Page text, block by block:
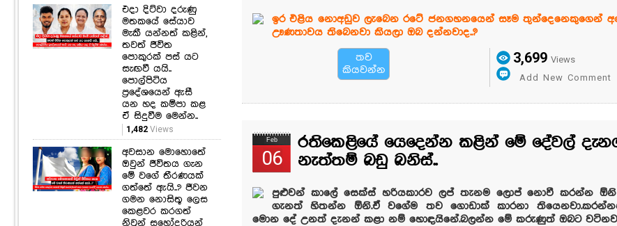
ඉර එළිය නොඅඩුව ලැබෙන රටේ ජනගහනයෙන් සෑම තුන්දෙනෙකුගෙන්
ඌණතාවය තිබෙනවා කියලා ඔබ දන්නවාද..?
තව
කියවන්න
3,699 Views
Add New Comment
Feb
06
රතිකෙළියේ යෙදෙන්න කළින් මේ දේවල්
නැත්තම් බඩු බනිස්..
පුළුවන් කාලේ සෙක්ස් හරියකාරව ලප් තැනම ලොප් නොවී කරන්න
ගැනත් හිතන්න ඕනි.ඒ වගේම තව ගොඩාක් කාරනා
මොන දේ උනත් දැනන් කළා නම් හොඳයිනේ.බලන්න මේ කරුණුත් ඔබට
එදා දිට්වා දරුණු
මතකයේ සේයාව
මැකී යන්නත් කළින්,
තවත් ජීවිත
පොකුරක් පස් යට
සැඟවී යයි..
පොල්පිටිය
ප්‍රදේශයෙන් ඇසී
යන හද කම්පා කළ
ඒ සිදුවීම මෙන්න..
1,482Views
අවසාන මොහොතේ
ඔවුන් ජීවිතය ගැන
මේ වගේ තීරණයක්
ගත්තේ ඇයි..? ජීවන
ගමන නොසිතූ ලෙස
කෙළවර කරගත්
නිවුන් සහෝදරියන්